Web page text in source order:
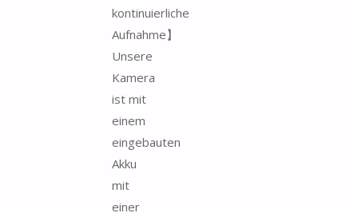
kontinuierliche
Aufnahme】
Unsere
Kamera
ist mit
einem
eingebauten
Akku
mit
einer